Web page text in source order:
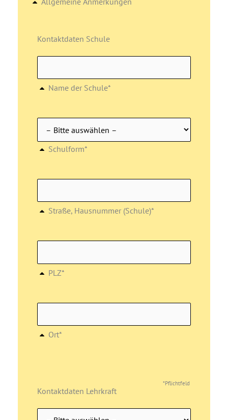
Kontaktdaten Schule
Name der Schule*
Schulform*
Straße, Hausnummer (Schule)*
PLZ*
Ort*
*Pflichtfeld
Kontaktdaten Lehrkraft